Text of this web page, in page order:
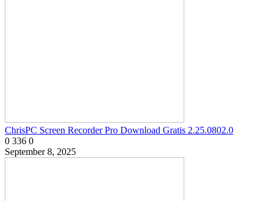
ChrisPC Screen Recorder Pro Download Gratis 2.25.0802.0
0 336 0
September 8, 2025